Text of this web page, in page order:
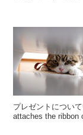
プレゼントについ
attaches the ribbon